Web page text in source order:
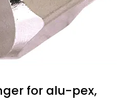
for alu-pex,